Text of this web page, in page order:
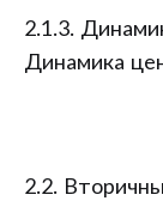
2.1.3.
Динамика
2.2.